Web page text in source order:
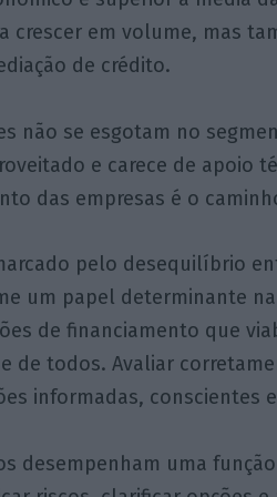
crescer em volume, mas
de crédito.
não se esgotam no
e carece de apoio
das empresas é o
pelo desequilíbrio
um papel determinante
de financiamento que
de todos. Avaliar
informadas, conscientes
desempenham uma